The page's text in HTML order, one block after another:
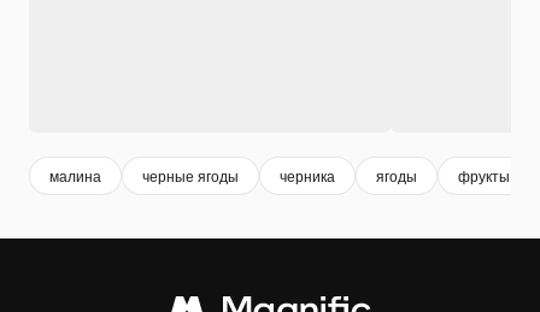
малина черные ягоды черника ягоды фрукты